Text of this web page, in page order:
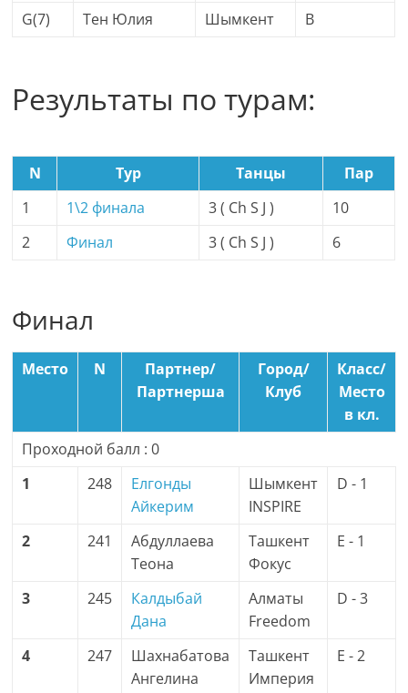
G(7) Тен Юлия Шымкент B
Результаты по турам:
N Тур Танцы
Пар
1
1\2 финала 3 ( Ch S J )
10
2
Финал 3 ( Ch S J ) 6
Финал
Проходной балл : 0
Место N
Партнер/
Партнерша
Город/
Клуб
Класс/
Место
в кл.
1 248
Елгонды
Айкерим
Шымкент
INSPIRE
D - 1
2 241
Абдуллаева
Теона
Ташкент
Фокус
E - 1
3 245
Калдыбай
Дана
Алматы
Freedom
D - 3
4 247
Шахнабатова
Ангелина
Ташкент
Империя
E - 2